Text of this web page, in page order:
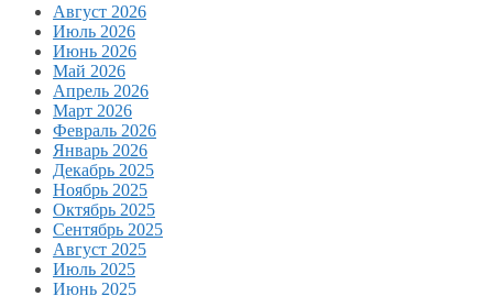
Август 2026
Июль 2026
Июнь 2026
Май 2026
Апрель 2026
Март 2026
Февраль 2026
Январь 2026
Декабрь 2025
Ноябрь 2025
Октябрь 2025
Сентябрь 2025
Август 2025
Июль 2025
Июнь 2025